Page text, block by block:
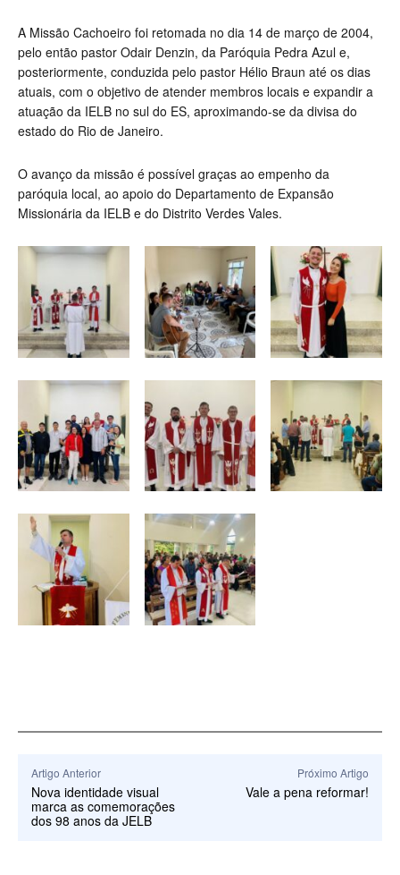
A Missão Cachoeiro foi retomada no dia 14 de março de 2004,
pelo então pastor Odair Denzin, da Paróquia Pedra Azul e,
posteriormente, conduzida pelo pastor Hélio Braun até os dias
atuais, com o objetivo de atender membros locais e expandir a
atuação da IELB no sul do ES, aproximando-se da divisa do
estado do Rio de Janeiro.
O avanço da missão é possível graças ao empenho da
paróquia local, ao apoio do Departamento de Expansão
Missionária da IELB e do Distrito Verdes Vales.
Artigo Anterior
Nova identidade visual
marca as comemorações
dos 98 anos da JELB
Próximo Artigo
Vale a pena reformar!